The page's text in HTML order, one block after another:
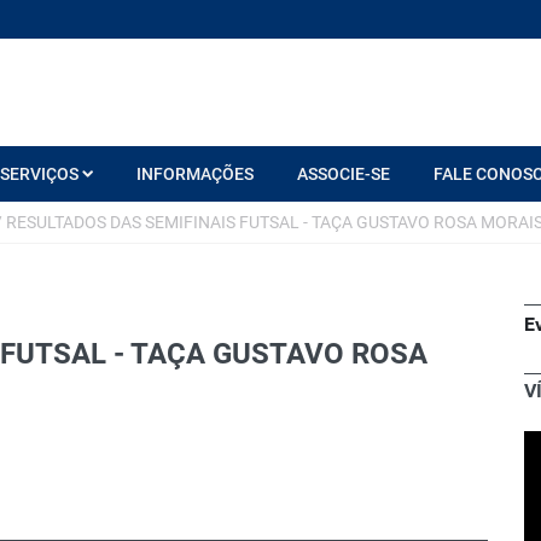
SERVIÇOS INFORMAÇÕES ASSOCIE-SE FALE
RESULTADOS DAS SEMIFINAIS FUTSAL - TAÇA GUSTAVO ROSA
- TAÇA GUSTAVO ROSA